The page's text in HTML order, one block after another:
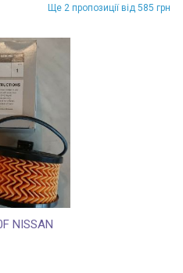
Ще 2 пропозиції від 585 грн
NISSAN